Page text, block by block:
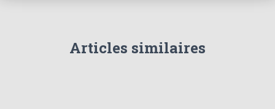
Articles similaires